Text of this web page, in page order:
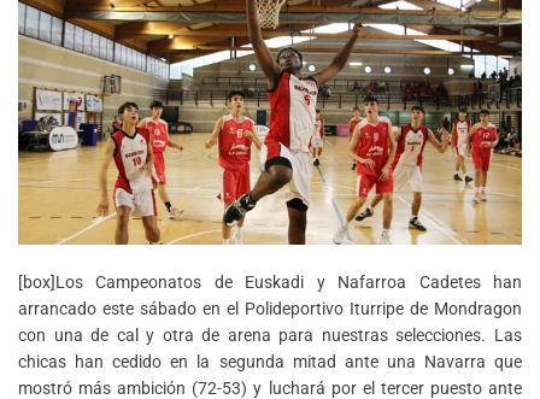
[box]Los Campeonatos de Euskadi y Nafarroa Cadetes han
arrancado este sábado en el Polideportivo Iturripe de Mondragon
con una de cal y otra de arena para nuestras selecciones. Las
chicas han cedido en la segunda mitad ante una Navarra que
mostró más ambición (72-53) y luchará por el tercer puesto ante